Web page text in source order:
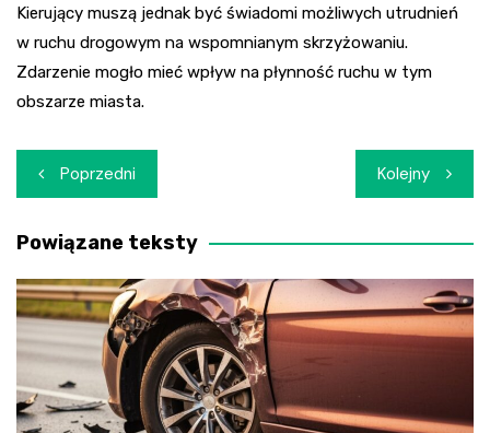
Kierujący muszą jednak być świadomi możliwych utrudnień
w ruchu drogowym na wspomnianym skrzyżowaniu.
Zdarzenie mogło mieć wpływ na płynność ruchu w tym
obszarze miasta.
Nawigacja
wpisu
Poprzedni Kolejny
Powiązane teksty